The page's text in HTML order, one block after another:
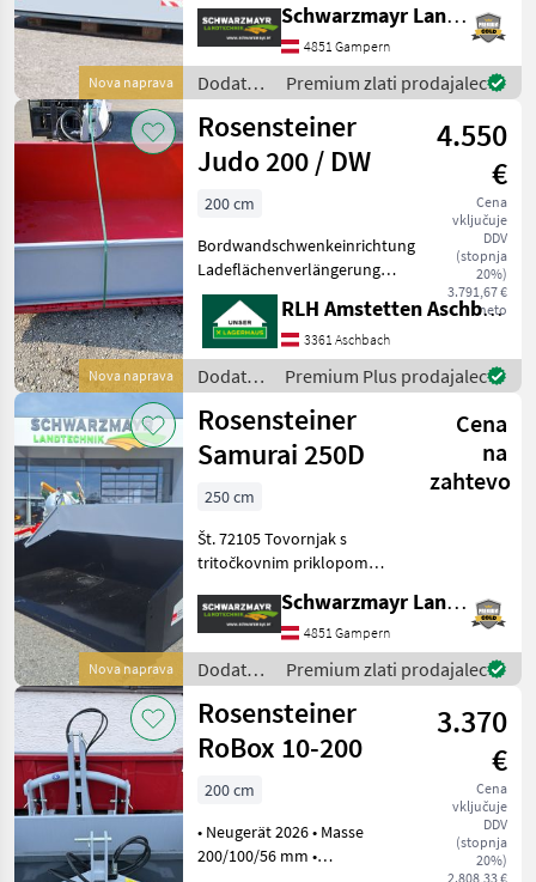
Nova naprava
dvovaljnim sistemom,
dvojno delujočim - s
snemljivo stransko/zadnjo
steno - z varjeno strg
Schwarzmayr Landtechnik GmbH - Gampern
4851 Gampern
Dodatna
oprema
za
traktorje
/
Rosensteiner
Premium zlati prodajalec
Nova naprava
Rosensteiner
Judo 200 / DW
4.550
€
Cena
vključuje
DDV
(stopnja
20%)
3.791,67 €
neto
200 cm
Bordwandschwenkeinrichtung
Ladeflächenverlängerung
Schürfleiste geschraubt
Naprava za obračanje drsne
ploskve Dodatna oprema
za traktorje Nakladalna
žlica
RLH Amstetten Aschbach
3361 Aschbach
Dodatna
oprema
za
traktorje
/
Rosensteiner
Premium Plus prodajalec
Nova naprava
Rosensteiner
Samurai 250D
Cena
na
zahtevo
250 cm
Št. 72105 Tovornjak s
tritočkovnim priklopom
tritočkovnim priklopom s
kroglastimi cevmi,
kategorija 2 - z dodatnim
priklopom EURO - s tovorn
Schwarzmayr Landtechnik GmbH - Gampern
4851 Gampern
Dodatna
oprema
za
traktorje
/
Rosensteiner
Premium zlati prodajalec
Rosensteiner
RoBox 10-200
3.370
€
Cena
vključuje
DDV
(stopnja
20%)
2.808,33 €
200 cm
• Neugerät 2026 • Masse
200/100/56 mm •